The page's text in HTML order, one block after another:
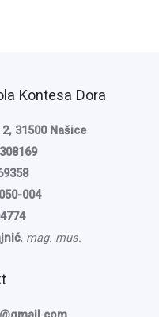
Kontesa Dora
31500 Našice
004
, mag. mus.